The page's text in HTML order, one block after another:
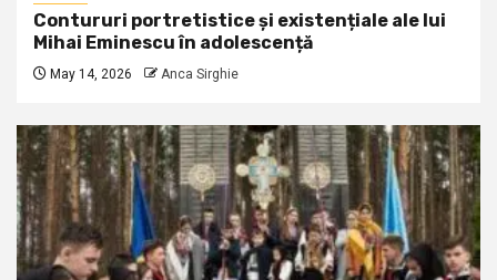
Contururi portretistice și existențiale ale lui
Mihai Eminescu în adolescență
May 14, 2026 Anca Sirghie